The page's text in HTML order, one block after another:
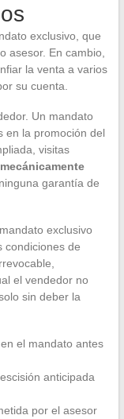
exclusivo, que
asesor. En cambio,
la venta a varios
su cuenta.
Un mandato
en la promoción del
visitas
garantía de
exclusivo
condiciones de
el vendedor no
sin deber la
el mandato antes
anticipada
por el asesor